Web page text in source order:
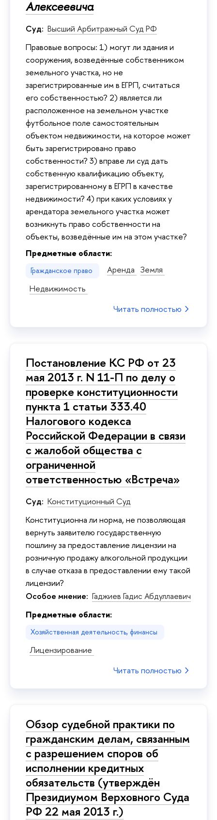
Алексеевича
Суд: Высший Арбитражный Суд РФ
Правовые вопросы: 1) могут ли здания и
сооружения, возведённые собственником
земельного участка, но не
зарегистрированные им в ЕГРП, считаться
его собственностью? 2) является ли
расположенное на земельном участке
футбольное поле самостоятельным
объектом недвижимости, на которое может
быть зарегистрировано право
собственности? 3) вправе ли суд дать
собственную квалификацию объекту,
зарегистрированному в ЕГРП в качестве
недвижимости? 4) при каких условиях у
арендатора земельного участка может
возникнуть право собственности на
объекты, возведённые им на этом участке?
Предметные области:
Гражданское право Аренда Земля
Недвижимость
Читать полностью
Постановление КС РФ от 23
мая 2013 г. N 11-П по делу о
проверке конституционности
пункта 1 статьи 333.40
Налогового кодекса
Российской Федерации в связи
с жалобой общества с
ограниченной
ответственностью «Встреча»
Суд: Конституционный Суд
Конституционна ли норма, не позволяющая
вернуть заявителю государственную
пошлину за предоставление лицензии на
розничную продажу алкогольной продукции
в случае отказа в предоставлении ему такой
лицензии?
Особое мнение: Гаджиев Гадис Абдуллаевич
Предметные области:
Хозяйственная деятельность, финансы
Лицензирование
Читать полностью
Обзор судебной практики по
гражданским делам, связанным
с разрешением споров об
исполнении кредитных
обязательств (утверждён
Президиумом Верховного Суда
РФ 22 мая 2013 г.)